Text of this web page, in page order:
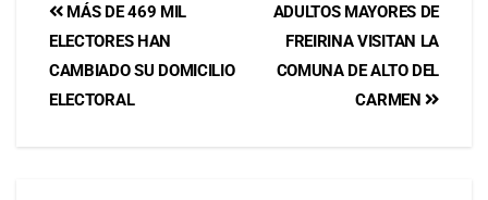
ADULTOS MAYORES DE
FREIRINA VISITAN LA
COMUNA DE ALTO DEL
CARMEN
MÁS DE 469 MIL
ELECTORES HAN
CAMBIADO SU DOMICILIO
ELECTORAL